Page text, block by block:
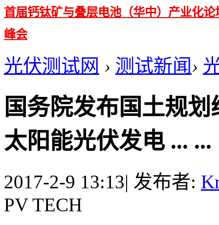
首届钙钛矿与叠层电池（华中）产业化论
峰会
光伏测试网 › 测试新闻›
国务院发布国土规
太阳能光伏发电 ... ...
2017-2-9 13:13| 发布者:
PV TECH